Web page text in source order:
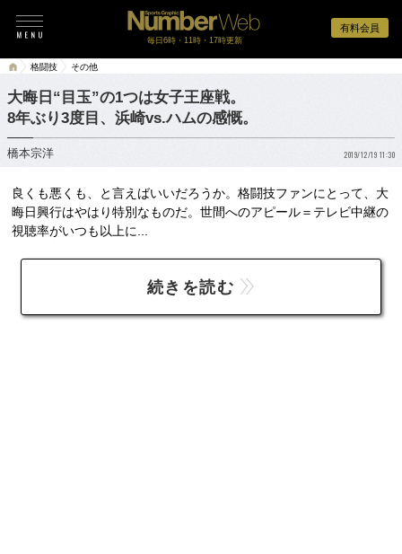
有料会員
毎日6時・11時・17時更新
格闘技 その他
大晦日“目玉”の1つは女子王座戦。
8年ぶり3度目、浜崎vs.ハムの感慨。
橋本宗洋 2019/12/19 11:30
良くも悪くも、と言えばいいだろうか。格闘技ファンにとって、大
晦日興行はやはり特別なものだ。世間へのアピール＝テレビ中継の
視聴率がいつも以上に...
続きを読む